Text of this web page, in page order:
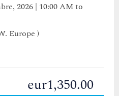
2026 | 10:00 AM to
Europe )
eur1,350.00